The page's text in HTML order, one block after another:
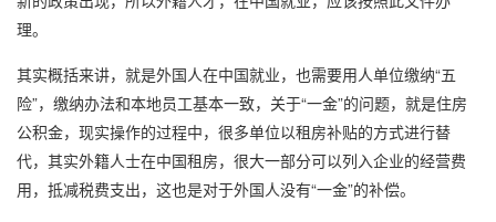
理。
其实概括来讲，就是外国人在中国就业，也需要用人单位缴纳“五
险”，缴纳办法和本地员工基本一致，关于“一金”的问题，就是住房
公积金，现实操作的过程中，很多单位以租房补贴的方式进行替
代，其实外籍人士在中国租房，很大一部分可以列入企业的经营费
用，抵减税费支出，这也是对于外国人没有“一金”的补偿。